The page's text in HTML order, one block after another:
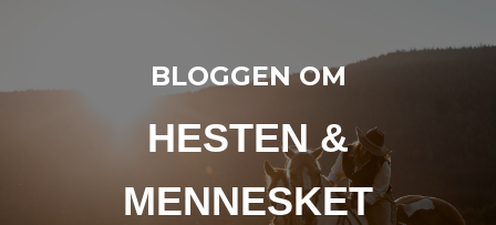
BLOGGEN OM
HESTEN &
MENNESKET